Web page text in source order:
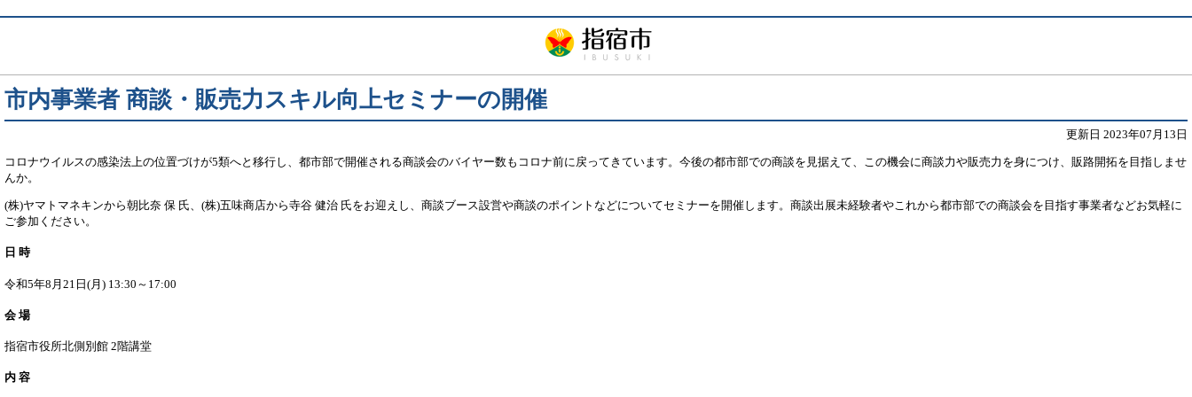
市内事業者 商談・販売力スキル向上セミナーの開催
更新日 2023年07月13日
コロナウイルスの感染法上の位置づけが5類へと移行し、都市部で開催される商談会のバイヤー数もコロナ前に戻ってきています。今後の都市部での商談を見据えて、この機会に商談力や販売力を身につけ、販路開拓を目指しませ
んか。
(株)ヤマトマネキンから朝比奈 保 氏、(株)五味商店から寺谷 健治 氏をお迎えし、商談ブース設営や商談のポイントなどについてセミナーを開催します。商談出展未経験者やこれから都市部での商談会を目指す事業者などお気軽に
ご参加ください。
日 時
令和5年8月21日(月) 13:30～17:00
会 場
指宿市役所北側別館 2階講堂
内 容